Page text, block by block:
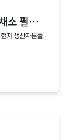
[두레생협 농산팀 특파원 보고 1탄 : 김장 채소 필지 점검 현황 공유]
지 생산자분들